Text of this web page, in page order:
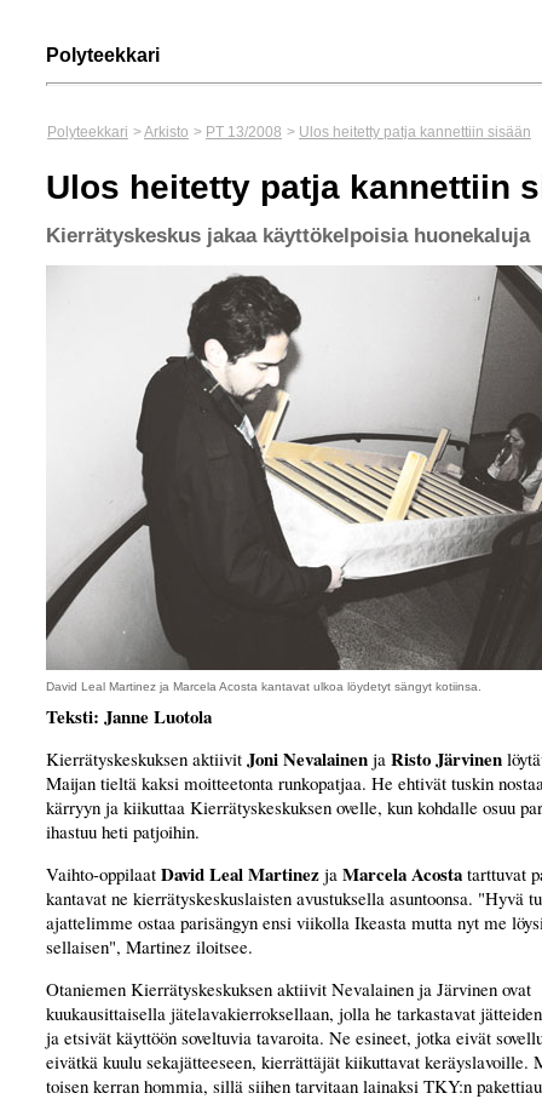
Polyteekkari
Polyteekkari >Arkisto > PT 13/2008 > Ulos heitetty patja kannettiin sisään
Ulos heitetty patja kannettiin
Kierrätyskeskus jakaa käyttökelpoisia huonekaluja
David Leal Martinez ja Marcela Acosta kantavat ulkoa löydetyt sängyt kotiinsa.
Teksti: Janne Luotola
Kierrätyskeskuksen aktiivit Joni Nevalainen ja Risto Järvinen
Maijan tieltä kaksi moitteetonta runkopatjaa. He ehtivät tuskin
kärryyn ja kiikuttaa Kierrätyskeskuksen ovelle, kun kohdalle osuu
ihastuu heti patjoihin.
Vaihto-oppilaat David Leal Martinez ja Marcela Acosta tarttuvat
kantavat ne kierrätyskeskuslaisten avustuksella asuntoonsa. "Hyvä
ajattelimme ostaa parisängyn ensi viikolla Ikeasta mutta nyt me
sellaisen", Martinez iloitsee.
Otaniemen Kierrätyskeskuksen aktiivit Nevalainen ja Järvinen ovat
kuukausittaisella jätelavakierroksellaan, jolla he tarkastavat
ja etsivät käyttöön soveltuvia tavaroita. Ne esineet, jotka eivät
eivätkä kuulu sekajätteeseen, kierrättäjät kiikuttavat keräyslavoille.
toisen kerran hommia, sillä siihen tarvitaan lainaksi TKY:n